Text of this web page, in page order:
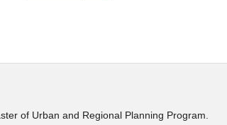
of Urban and Regional Planning Program.